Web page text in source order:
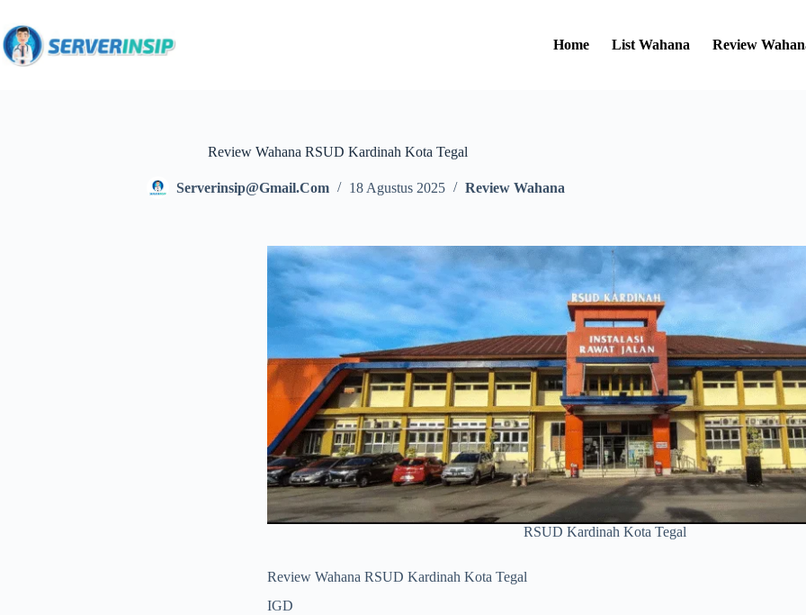
Home List Wahana Review
Review Wahana RSUD Kardinah Kota Tegal
Serverinsip@gmail.com 18 Agustus 2025 Review Wahana
RSUD Kardinah Kota Tegal
Review Wahana RSUD Kardinah Kota Tegal
IGD